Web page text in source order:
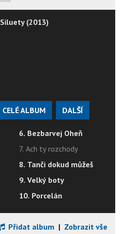
Siluety (2013)
CELÉ ALBUM DALŠÍ
6. Bezbarvej Oheň
7. Ach ty rozchody
8. Tanči dokud můžeš
9. Velký boty
10. Porcelán
Přidat album | Zobrazit vše